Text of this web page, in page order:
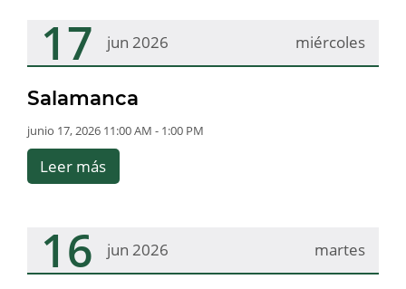
miércoles
17 jun 2026
Salamanca
junio 17, 2026 11:00 AM - 1:00 PM
Leer más
martes
16 jun 2026